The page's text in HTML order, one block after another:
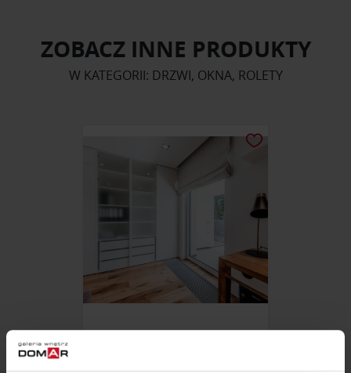
ZOBACZ INNE PRODUKTY
W KATEGORII: DRZWI, OKNA, ROLETY
SYSTEM ZACIEMNIANA